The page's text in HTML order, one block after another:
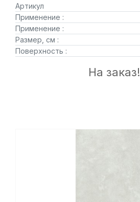
Артикул
Применение :
Применение :
Размер, см :
Поверхность :
На заказ!